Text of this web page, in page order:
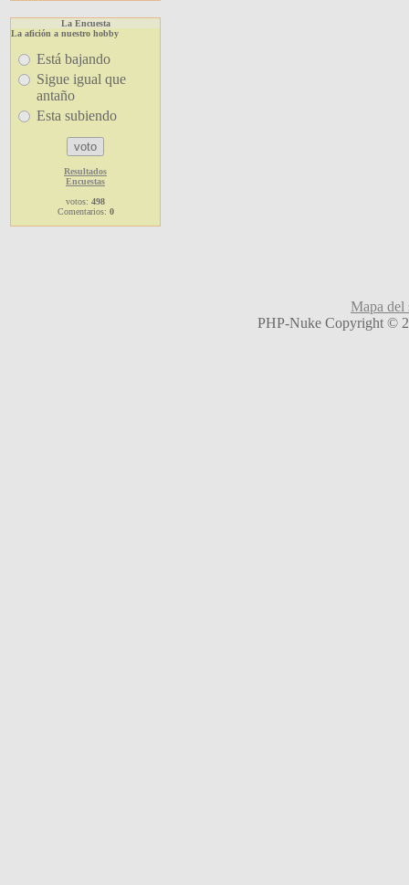
La Encuesta
La afición a nuestro hobby
Está bajando
Sigue igual que
antaño
Esta subiendo
Resultados
Encuestas
votos: 498
Comentarios: 0
Mapa del
PHP-Nuke Copyright ©